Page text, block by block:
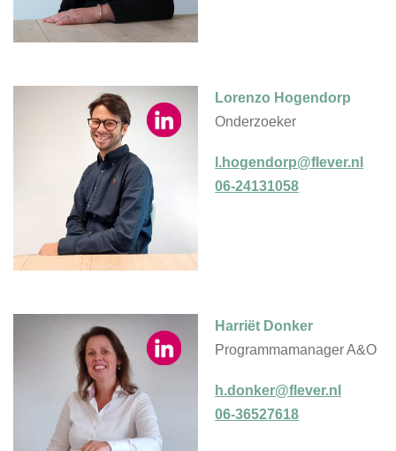
Lorenzo Hogendorp
Onderzoeker
l.hogendorp@flever.nl
06-24131058
Harriët Donker
Programmamanager A&O
h.donker@flever.nl
06-36527618